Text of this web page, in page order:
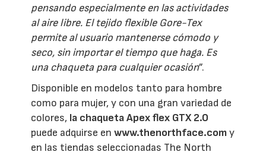
pensando especialmente en las actividades
al aire libre. El tejido flexible Gore-Tex
permite al usuario mantenerse cómodo y
seco, sin importar el tiempo que haga. Es
una chaqueta para cualquier ocasión”.
Disponible en modelos tanto para hombre
como para mujer, y con una gran variedad de
colores, la chaqueta Apex flex GTX 2.0
puede adquirse enwww.thenorthface.comy
en las tiendas seleccionadas The North